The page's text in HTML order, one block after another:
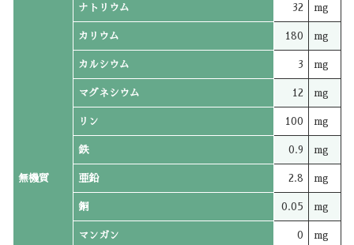
無機質
ナトリウム 32 mg
カリウム 180 mg
カルシウム 3 mg
マグネシウム 12 mg
リン 100 mg
鉄 0.9 mg
亜鉛 2.8 mg
銅 0.05 mg
マンガン 0 mg